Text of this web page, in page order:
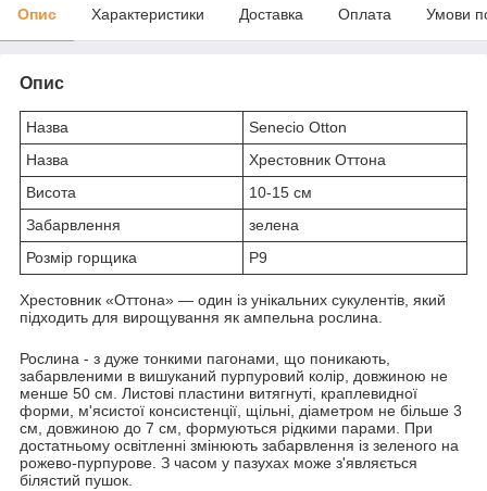
Опис Характеристики Доставка Оплата Умови
Опис
Назва
Senecio Otton
Назва
Хрестовник Оттона
Висота
10-15 см
Забарвлення
зелена
Розмір горщика
Р9
Хрестовник «Оттона» — один із унікальних сукулентів, який
підходить для вирощування як ампельна рослина.
Рослина - з дуже тонкими пагонами, що поникають,
забарвленими в вишуканий пурпуровий колір, довжиною не
менше 50 см. Листові пластини витягнуті, краплевидної
форми, м'ясистої консистенції, щільні, діаметром не більше 3
см, довжиною до 7 см, формуються рідкими парами. При
достатньому освітленні змінюють забарвлення із зеленого на
рожево-пурпурове. З часом у пазухах може з'являється
білястий пушок.